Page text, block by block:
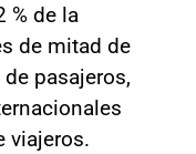
% de la
de mitad de
pasajeros,
viajeros.